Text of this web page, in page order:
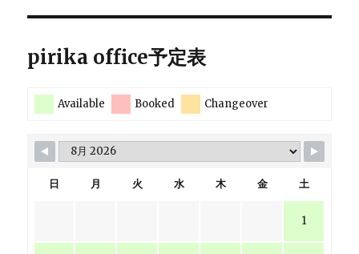
pirika office予定表
Available Booked Changeover
日 月 火 水 木 金 土
1